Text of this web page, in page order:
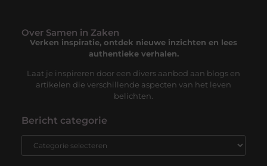
Over Samen in Zaken
Verken inspiratie, ontdek nieuwe inzichten en lees
authentieke verhalen.
Laat je inspireren door een divers aanbod aan blogs en
artikelen die verschillende aspecten van het leven
belichten.
Bericht categorie